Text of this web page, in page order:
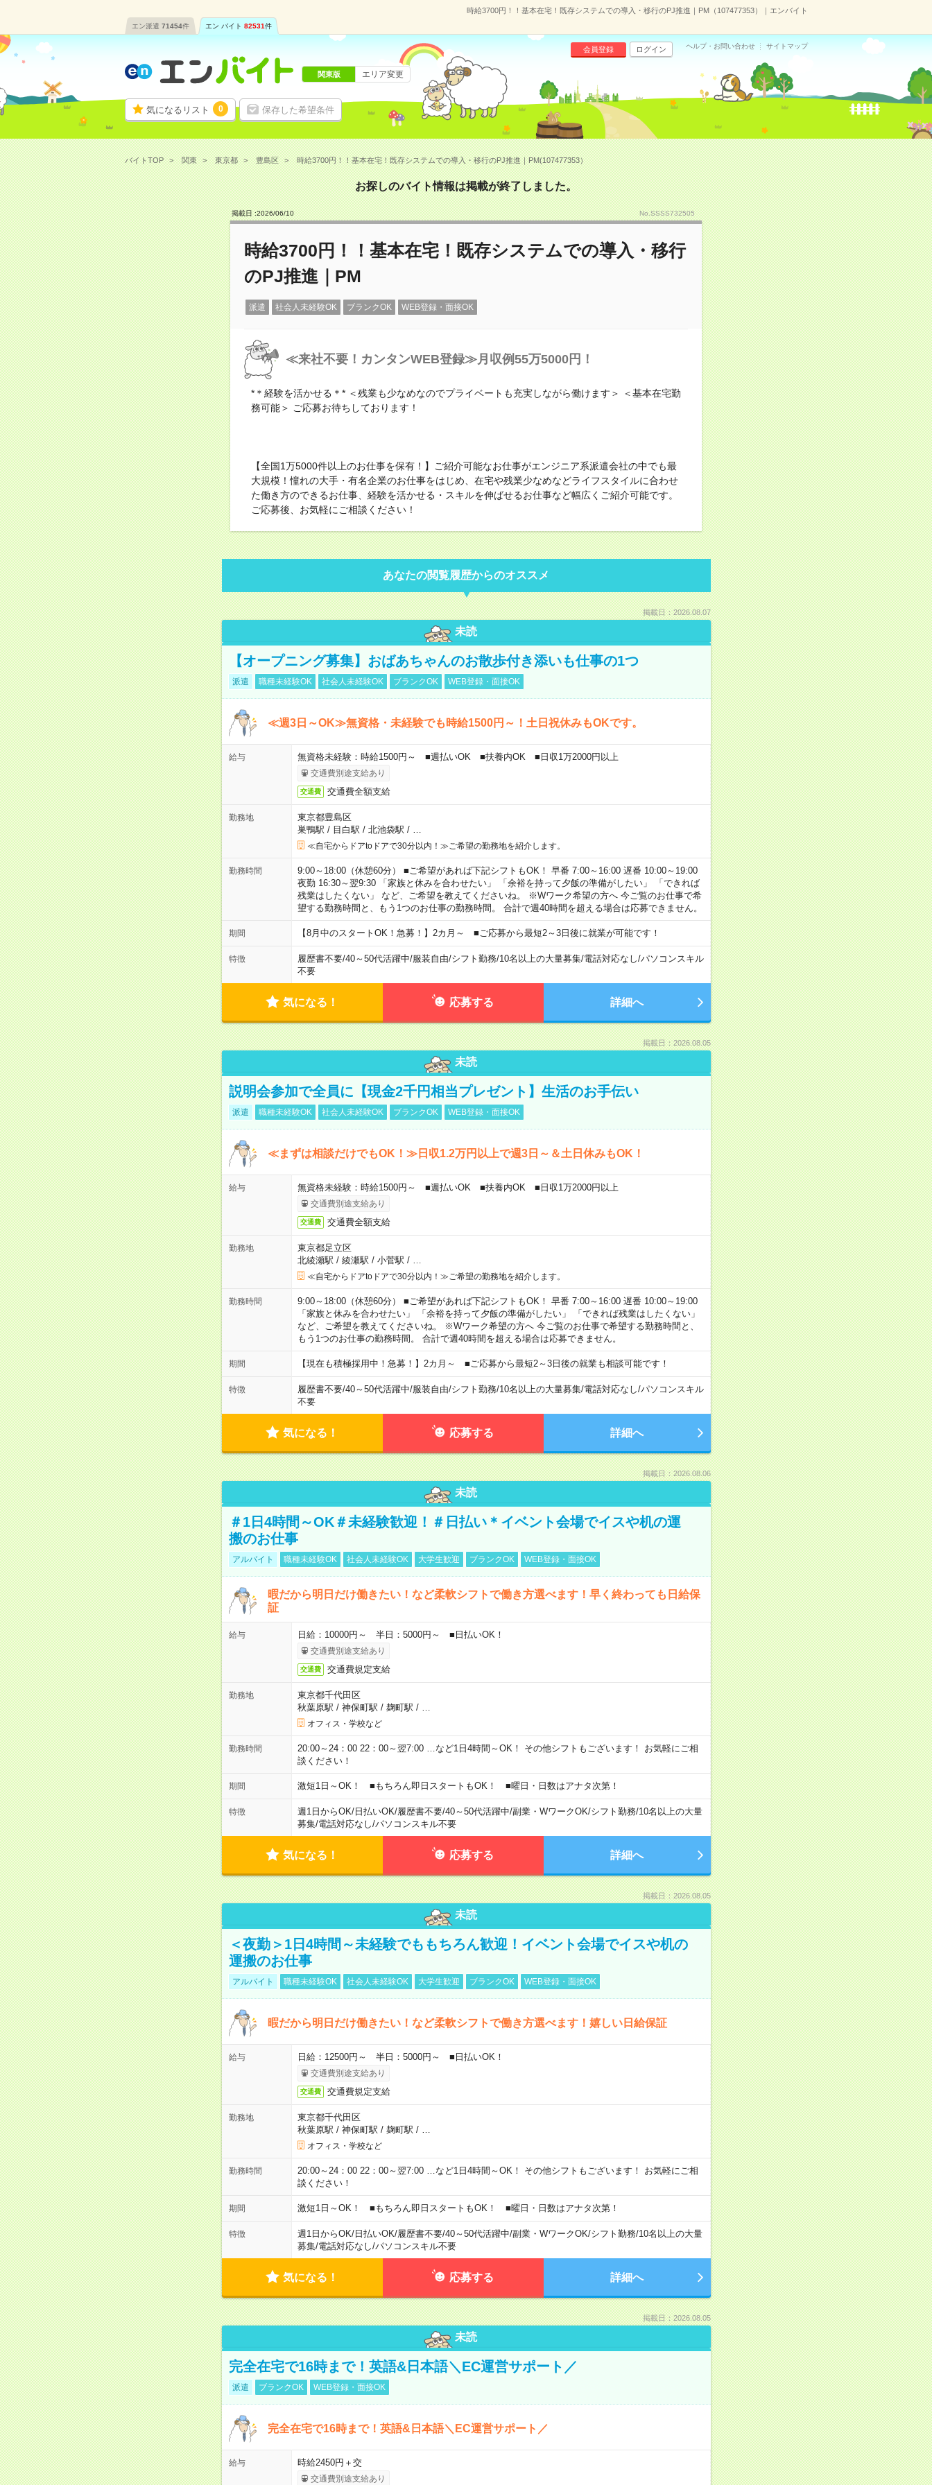
時給3700円！！基本在宅！既存システムでの導入・移行のPJ推進｜PM（107477353）｜エンバイト
エン派遣 71454件 エン バイト 82531件
気になるリスト 0 保存した希望条件
会員登録 ログイン ヘルプ・お問い合わせ サイトマップ
関東版 エリア変更
バイトTOP 関東 東京都 豊島区 時給3700円！！基本在宅！既存システムでの導入・移行のPJ推進｜PM(107477353）
お探しのバイト情報は掲載が終了しました。
掲載日 :2026/06/10 No.SSSS732505
時給3700円！！基本在宅！既存システムでの導入・移行
のPJ推進｜PM
派遣 社会人未経験OK ブランクOK WEB登録・面接OK
≪来社不要！カンタンWEB登録≫月収例55万5000円！
*＊経験を活かせる＊* ＜残業も少なめなのでプライベートも充実しながら働けます＞ ＜基本在宅勤
務可能＞ ご応募お待ちしております！
【全国1万5000件以上のお仕事を保有！】ご紹介可能なお仕事がエンジニア系派遣会社の中でも最
大規模！憧れの大手・有名企業のお仕事をはじめ、在宅や残業少なめなどライフスタイルに合わせ
た働き方のできるお仕事、経験を活かせる・スキルを伸ばせるお仕事など幅広くご紹介可能です。
ご応募後、お気軽にご相談ください！
あなたの閲覧履歴からのオススメ
掲載日：2026.08.07
未読
【オープニング募集】おばあちゃんのお散歩付き添いも仕事の1つ
派遣 職種未経験OK 社会人未経験OK ブランクOK WEB登録・面接OK
≪週3日～OK≫無資格・未経験でも時給1500円～！土日祝休みもOKです。
給与 無資格未経験：時給1500円～ ■週払いOK ■扶養内OK ■日収1万2000円以上
交通費別途支給あり
交通費 交通費全額支給
勤務地
東京都豊島区
巣鴨駅 / 目白駅 / 北池袋駅 /
≪自宅からドアtoドアで30分以内！≫ご希望の勤務地を紹介します。
勤務時間
9:00～18:00（休憩60分） ■ご希望があれば下記シフトもOK！ 早番 7:00～16:00 遅番 10:00～19:00
夜勤 16:30～翌9:30 「家族と休みを合わせたい」 「余裕を持って夕飯の準備がしたい」 「できれば
残業はしたくない」 など、ご希望を教えてくださいね。 ※Wワーク希望の方へ 今ご覧のお仕事で希
望する勤務時間と、もう1つのお仕事の勤務時間。 合計で週40時間を超える場合は応募できません。
期間 【8月中のスタートOK！急募！】2カ月～ ■ご応募から最短2～3日後に就業が可能です！
特徴 履歴書不要/40～50代活躍中/服装自由/シフト勤務/10名以上の大量募集/電話対応なし/パソコンスキル
不要
気になる！ 応募する 詳細へ
掲載日：2026.08.05
未読
説明会参加で全員に【現金2千円相当プレゼント】生活のお手伝い
派遣 職種未経験OK 社会人未経験OK ブランクOK WEB登録・面接OK
≪まずは相談だけでもOK！≫日収1.2万円以上で週3日～＆土日休みもOK！
給与 無資格未経験：時給1500円～ ■週払いOK ■扶養内OK ■日収1万2000円以上
交通費別途支給あり
交通費 交通費全額支給
勤務地
東京都足立区
北綾瀬駅 / 綾瀬駅 / 小菅駅 /
≪自宅からドアtoドアで30分以内！≫ご希望の勤務地を紹介します。
勤務時間
9:00～18:00（休憩60分） ■ご希望があれば下記シフトもOK！ 早番 7:00～16:00 遅番 10:00～19:00
「家族と休みを合わせたい」 「余裕を持って夕飯の準備がしたい」 「できれば残業はしたくない」
など、ご希望を教えてくださいね。 ※Wワーク希望の方へ 今ご覧のお仕事で希望する勤務時間と、
もう1つのお仕事の勤務時間。 合計で週40時間を超える場合は応募できません。
期間 【現在も積極採用中！急募！】2カ月～ ■ご応募から最短2～3日後の就業も相談可能です！
特徴 履歴書不要/40～50代活躍中/服装自由/シフト勤務/10名以上の大量募集/電話対応なし/パソコンスキル
不要
気になる！ 応募する 詳細へ
掲載日：2026.08.06
未読
＃1日4時間～OK＃未経験歓迎！＃日払い＊イベント会場でイスや机の運
搬のお仕事
アルバイト 職種未経験OK 社会人未経験OK 大学生歓迎 ブランクOK WEB登録・面接OK
暇だから明日だけ働きたい！など柔軟シフトで働き方選べます！早く終わっても日給保
証
給与 日給：10000円～ 半日：5000円～ ■日払いOK！
交通費別途支給あり
交通費 交通費規定支給
勤務地
東京都千代田区
秋葉原駅 / 神保町駅 / 麹町駅 /
オフィス・学校など
勤務時間
20:00～24：00 22：00～翌7:00 …など1日4時間～OK！ その他シフトもございます！ お気軽にご相
談ください！
期間 激短1日～OK！ ■もちろん即日スタートもOK！ ■曜日・日数はアナタ次第！
特徴 週1日からOK/日払いOK/履歴書不要/40～50代活躍中/副業・WワークOK/シフト勤務/10名以上の大量
募集/電話対応なし/パソコンスキル不要
気になる！ 応募する 詳細へ
掲載日：2026.08.05
未読
＜夜勤＞1日4時間～未経験でももちろん歓迎！イベント会場でイスや机の
運搬のお仕事
アルバイト 職種未経験OK 社会人未経験OK 大学生歓迎 ブランクOK WEB登録・面接OK
暇だから明日だけ働きたい！など柔軟シフトで働き方選べます！嬉しい日給保証
給与 日給：12500円～ 半日：5000円～ ■日払いOK！
交通費別途支給あり
交通費 交通費規定支給
勤務地
東京都千代田区
秋葉原駅 / 神保町駅 / 麹町駅 /
オフィス・学校など
勤務時間
20:00～24：00 22：00～翌7:00 …など1日4時間～OK！ その他シフトもございます！ お気軽にご相
談ください！
期間 激短1日～OK！ ■もちろん即日スタートもOK！ ■曜日・日数はアナタ次第！
特徴 週1日からOK/日払いOK/履歴書不要/40～50代活躍中/副業・WワークOK/シフト勤務/10名以上の大量
募集/電話対応なし/パソコンスキル不要
気になる！ 応募する 詳細へ
掲載日：2026.08.05
未読
完全在宅で16時まで！英語&日本語＼EC運営サポート／
派遣 ブランクOK WEB登録・面接OK
完全在宅で16時まで！英語&日本語＼EC運営サポート／
給与 時給2450円＋交
交通費別途支給あり